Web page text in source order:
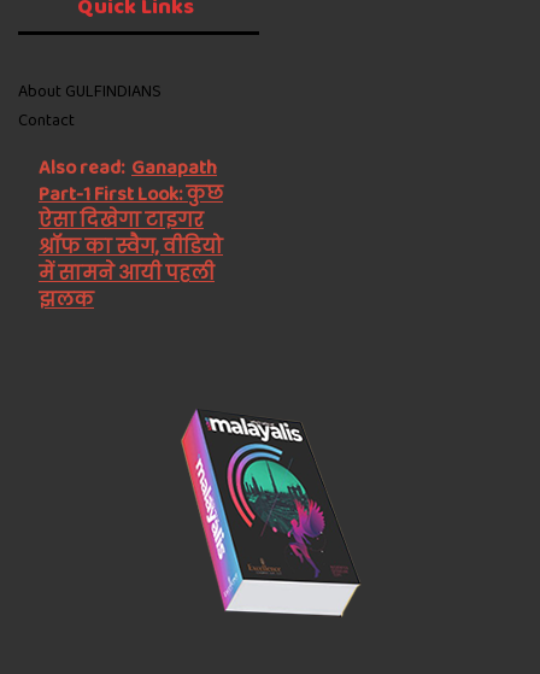
About GULFINDIANS
Contact
Also read: Ganapath
Part-1 First Look: कुछ
ऐसा दिखेगा टाइगर
श्रॉफ का स्वैग, वीडियो
में सामने आयी पहली
झलक